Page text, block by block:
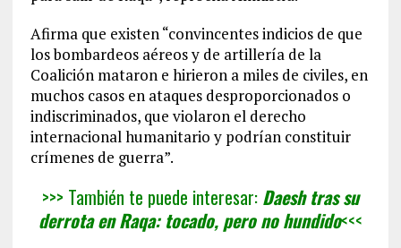
Afirma que existen “convincentes indicios de que
los bombardeos aéreos y de artillería de la
Coalición mataron e hirieron a miles de civiles, en
muchos casos en ataques desproporcionados o
indiscriminados, que violaron el derecho
internacional humanitario y podrían constituir
crímenes de guerra”.
>>> También te puede interesar: Daesh tras su
derrota en Raqa: tocado, pero no hundido<<<